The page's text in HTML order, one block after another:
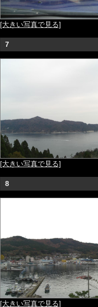
[大きい写真で見る]
7
[大きい写真で見る]
8
[大きい写真で見る]